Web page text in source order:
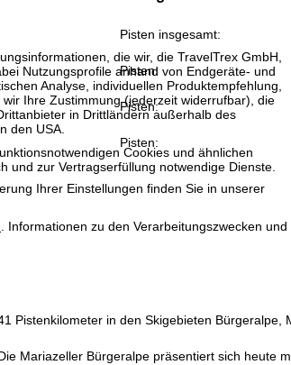
die wir, die TravelTrex GmbH,
Nutzungsprofile anhand von Endgeräte- und
Analyse, individuellen Produktempfehlung,
Ihre Zustimmung (jederzeit widerrufbar), die
in Drittländern außerhalb des
den USA.
Cookies und ähnlichen
und zur Vertragserfüllung notwendige Dienste.
Ihrer Einstellungen finden Sie in unserer
. Informationen zu den Verarbeitungszwecken und
Pisten insgesamt:
Pisten:
Pisten:
Pisten:
Pistenkilometer in den Skigebieten Bürgeralpe,
Mariazeller Bürgeralpe präsentiert sich heute